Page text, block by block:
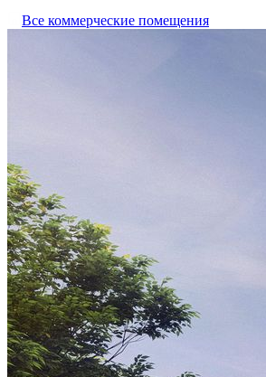
Все коммерческие помещения